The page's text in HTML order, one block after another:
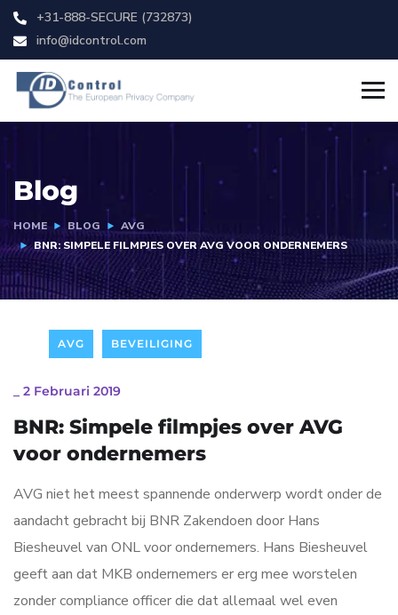
+31-888-SECURE (732873)
info@idcontrol.com
Blog
HOME BLOG
AVG
BNR: SIMPELE FILMPJES OVER AVG VOOR ONDERNEMERS
AVG BEVEILIGING
2 Februari 2019
BNR: Simpele filmpjes over AVG
voor ondernemers
AVG niet het meest spannende onderwerp wordt onder de
aandacht gebracht bij BNR Zakendoen door Hans
Biesheuvel van ONL voor ondernemers. Hans Biesheuvel
geeft aan dat MKB ondernemers er erg mee worstelen
zonder compliance officer die dat allemaal wel even